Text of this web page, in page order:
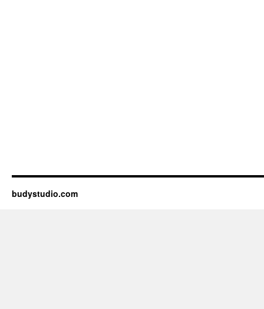
budystudio.com